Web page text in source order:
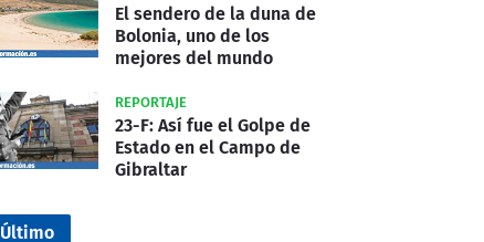
El sendero de la duna de
Bolonia, uno de los
mejores del mundo
REPORTAJE
23-F: Así fue el Golpe de
Estado en el Campo de
Gibraltar
Último